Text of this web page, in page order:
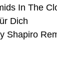
In The
Dich
Shapiro